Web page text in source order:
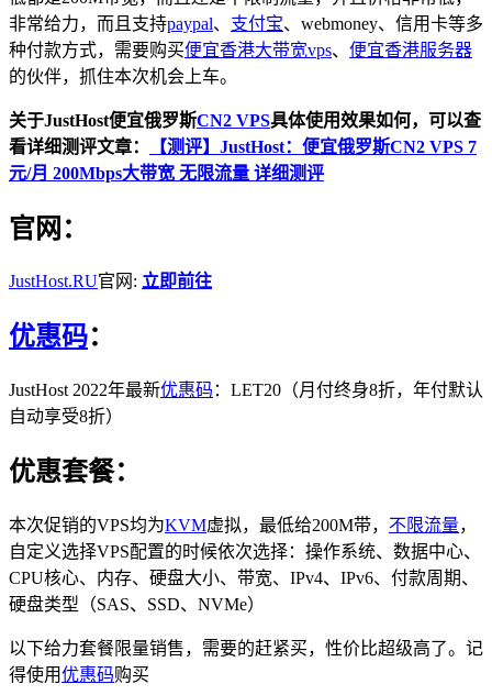
非常给力，而且支持paypal、 支付宝、webmoney、信用卡等多
种付款方式，需要购买便宜香港大带宽vps、 便宜香港服务器
的伙伴，抓住本次机会上车。
关于JustHost便宜俄罗斯CN2 VPS具体使用效果如何，可以查
看详细测评文章：
【测评】JustHost：便宜俄罗斯CN2 VPS 7
元/月 200Mbps大带宽 无限流量 详细测评
官网：
JustHost.RU官网: 立即前往
优惠码：
JustHost 2022年最新优惠码 ：LET20（月付终身8折，年付默认
自动享受8折）
优惠套餐：
本次促销的VPS均为KVM虚拟，最低给200M带， 不限流量，
自定义选择VPS配置的时候依次选择：操作系统、数据中心、
CPU核心、内存、硬盘大小、带宽、IPv4、IPv6、付款周期、
硬盘类型（SAS、SSD、NVMe）
以下给力套餐限量销售，需要的赶紧买，性价比超级高了。记
得使用优惠码购买